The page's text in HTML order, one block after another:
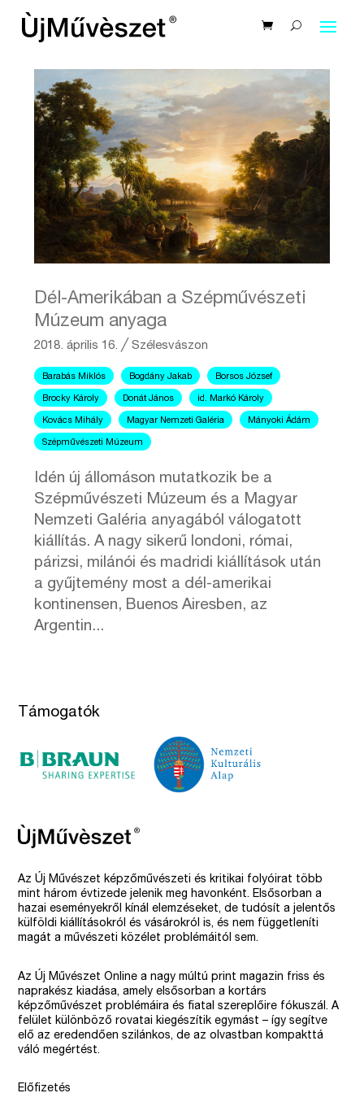
Dél-Amerikában a Szépművészeti
Múzeum anyaga
2018. április 16. ╱Szélesvászon
Barabás Miklós Bogdány Jakab Borsos József
Brocky Károly Donát János id. Markó Károly
Kovács Mihály Magyar Nemzeti Galéria Mányoki Ádám
Szépművészeti Múzeum
Idén új állomáson mutatkozik be a
Szépművészeti Múzeum és a Magyar
Nemzeti Galéria anyagából válogatott
kiállítás. A nagy sikerű londoni, római,
párizsi, milánói és madridi kiállítások után
a gyűjtemény most a dél-amerikai
kontinensen, Buenos Airesben, az
Argentin...
Támogatók
Az Új Művészet képzőművészeti és kritikai folyóirat több
mint három évtizede jelenik meg havonként. Elsősorban a
hazai eseményekről kínál elemzéseket, de tudósít a jelentős
külföldi kiállításokról és vásárokról is, és nem függetleníti
magát a művészeti közélet problémáitól sem.
Az Új Művészet Online a nagy múltú print magazin friss és
naprakész kiadása, amely elsősorban a kortárs
képzőművészet problémáira és fiatal szereplőire fókuszál. A
felület különböző rovatai kiegészítik egymást – így segítve
elő az eredendően szilánkos, de az olvastban kompakttá
váló megértést.
Előfizetés